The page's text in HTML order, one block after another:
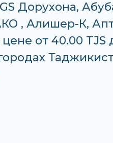
GS Дорухона,
, Алишер-К,
от 40.00 TJS